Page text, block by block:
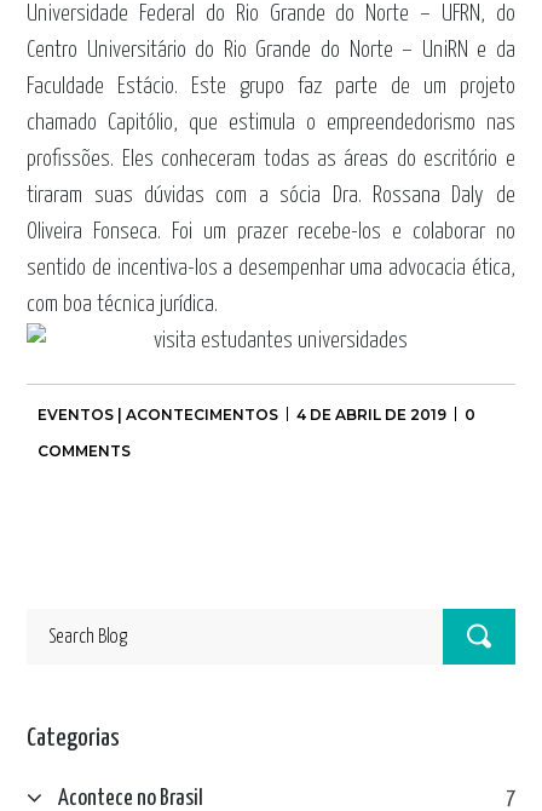
Universidade Federal do Rio Grande do Norte – UFRN, do
Centro Universitário do Rio Grande do Norte – UniRN e da
Faculdade Estácio. Este grupo faz parte de um projeto
chamado Capitólio, que estimula o empreendedorismo nas
profissões. Eles conheceram todas as áreas do escritório e
tiraram suas dúvidas com a sócia Dra. Rossana Daly de
Oliveira Fonseca. Foi um prazer recebe-los e colaborar no
sentido de incentiva-los a desempenhar uma advocacia ética,
com boa técnica jurídica.
EVENTOS | ACONTECIMENTOS 4 DE ABRIL DE 2019
0
COMMENTS
Categorias
Acontece no Brasil 7